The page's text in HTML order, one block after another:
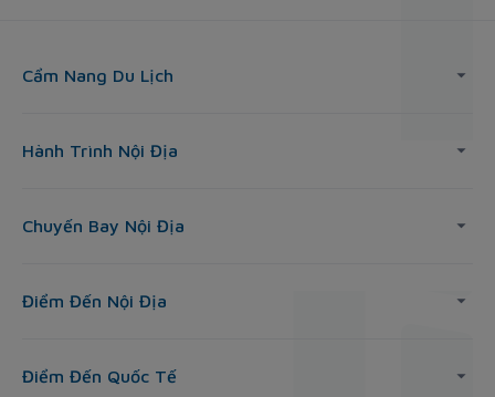
Cẩm Nang Du Lịch
Hành Trình Nội Địa
Chuyến Bay Nội Địa
Điểm Đến Nội Địa
Điểm Đến Quốc Tế